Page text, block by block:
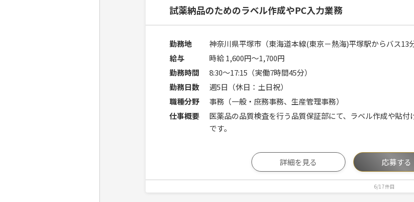
試薬納品のためのラベル作成やPC入力業務
勤務地
神奈川県平塚市（東海道本線(東京－熱海)平塚駅からバス13分
給与
時給 1,600円〜1,700円
勤務時間
8:30～17:15（実働7時間45分）
勤務日数
週5日（休日：土日祝）
職種分野
事務（一般・庶務事務、生産管理事務）
仕事概要
医薬品の品質検査を行う品質保証部にて、ラベル作成や貼付
です。
詳細を見る 応募する
6/17件目